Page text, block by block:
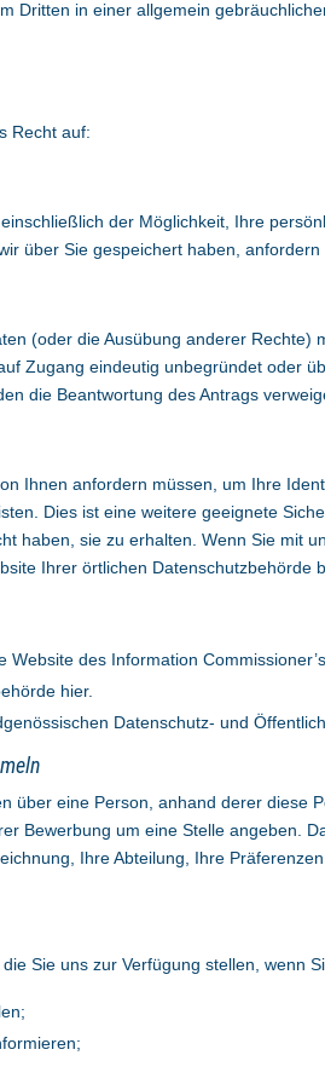
Dritten in einer allgemein
Recht auf:
der Möglichkeit, Ihre
über Sie gespeichert haben,
(oder die Ausübung anderer
Zugang eindeutig unbegründet oder
die Beantwortung des Antrags
Ihnen anfordern müssen, um Ihre
Dies ist eine weitere geeignete
haben, sie zu erhalten. Wenn Sie mit
Ihrer örtlichen Datenschutzbehörde
Website des Information
hier.
Datenschutz- und
über eine Person, anhand derer
Bewerbung um eine Stelle angeben.
Ihre Abteilung, Ihre
Sie uns zur Verfügung stellen, wenn